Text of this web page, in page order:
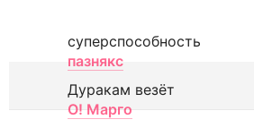
суперспособность
пазнякс
Дуракам везёт
О! Марго